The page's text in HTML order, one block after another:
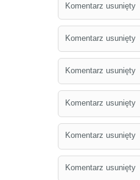
Komentarz usunięty
Komentarz usunięty
Komentarz usunięty
Komentarz usunięty
Komentarz usunięty
Komentarz usunięty